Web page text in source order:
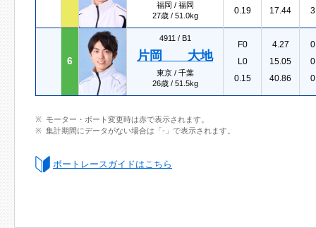
福岡 / 福岡
27歳 / 51.0kg
0.19
17.44
6
4911 / B1
片岡 大地
東京 / 千葉
26歳 / 51.5kg
F0
L0
0.15
4.27
15.05
40.86
モーター・ボート変更時は赤で表示されます。
集計期間にデータがない場合は「-」で表示されます。
ボートレースガイドはこちら